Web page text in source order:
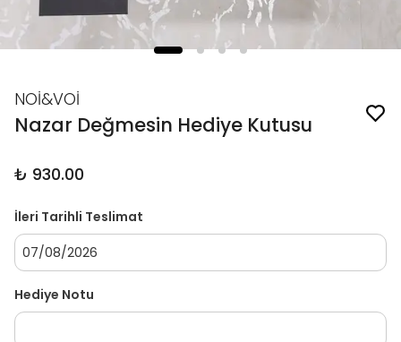
NOİ&VOİ
Nazar Değmesin Hediye Kutusu
₺ 930.00
İleri Tarihli Teslimat
Hediye Notu